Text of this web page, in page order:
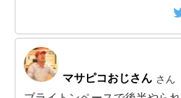
マサピコおじさん さん